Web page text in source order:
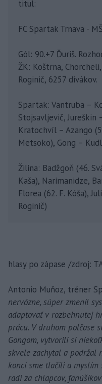
titul:
FC Spartak Trnava -
Gól: 90.+7 Ďuriš.
ŽK: Koštrna,
Roginič, 6257 divákov.
Spartak: Vantruba –
Stojsavljevič, Jureškin
Kratochvíl – Azango
Metsoko), Gong –
Žilina: Badžgoň (46.
Kaša), Narimanidze,
Florea (62. F. Kóša),
Roginič)
hlasy po zápase /zdroj:
Antonio Muňoz, tréner
nervózne, súper zmenil
adaptovať v rozbehnutej
prácu. V druhom polčase
Gongom, vytvorili si
skvele zachytal a podržal
konci sme tlačili a myslím
radi za chlapcov,